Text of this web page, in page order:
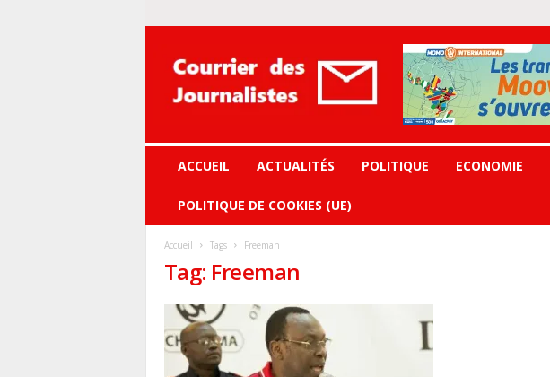
journalistes
ACCUEIL ACTUALITÉS POLITIQUE ECONOMIE
POLITIQUE DE COOKIES (UE)
Accueil Tags Freeman
Tag: Freeman